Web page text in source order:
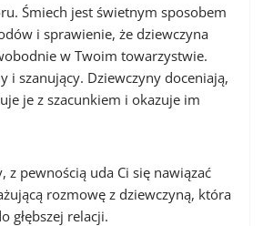
Śmiech jest świetnym sposobem
i sprawienie, że dziewczyna
w Twoim towarzystwie.
i szanujący. Dziewczyny doceniają,
je z szacunkiem i okazuje im
z pewnością uda Ci się nawiązać
rozmowę z dziewczyną, która
głębszej relacji.